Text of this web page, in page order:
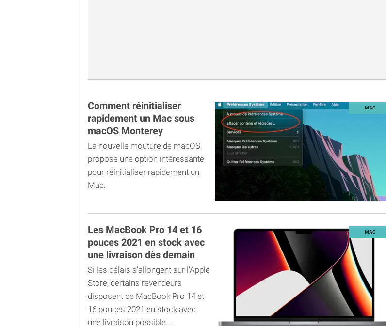
Comment réinitialiser
rapidement un Mac sous
macOS Monterey
La nouvelle mouture de macOS
propose une option intéressante
pour réinitialiser rapidement un
Mac.
Les MacBook Pro 14 et 16
pouces 2021 en stock avec
une livraison dès demain
Si les délais s'allongent sur l'Apple
Store, certains revendeurs
disposent de MacBook Pro 14 et
16 pouces 2021 en stock avec
une livraison possible...